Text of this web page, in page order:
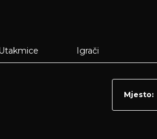
Utakmice Igrači
Mjesto: